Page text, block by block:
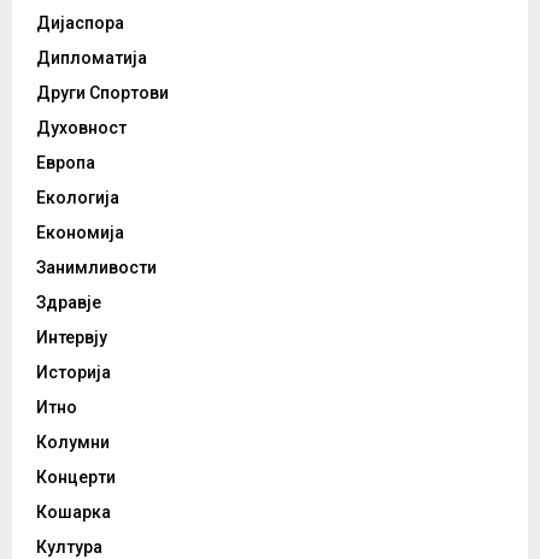
Дијаспора
Дипломатија
Други Спортови
Духовност
Европа
Екологија
Економија
Занимливости
Здравје
Интервју
Историја
Итно
Колумни
Концерти
Кошарка
Култура